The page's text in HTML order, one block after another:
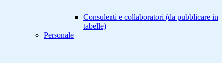
Consulenti e collaboratori (da pubblicare in
tabelle)
Personale